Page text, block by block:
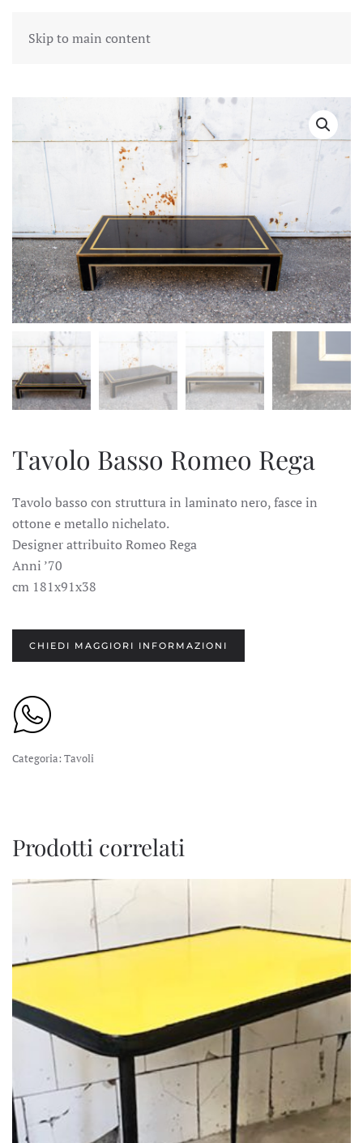
Skip to main content
Tavolo Basso Romeo Rega
Tavolo basso con struttura in laminato nero, fasce in
ottone e metallo nichelato.
Designer attribuito Romeo Rega
Anni ’70
cm 181x91x38
CHIEDI MAGGIORI INFORMAZIONI
Categoria: Tavoli
Prodotti correlati